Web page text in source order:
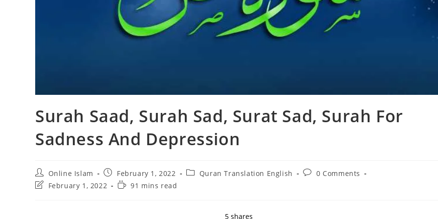
Surah Saad, Surah Sad, Surat Sad, Surah For
Sadness And Depression
Post
author:
Online Islam
Post
published:
February 1, 2022
PostQuran Translation English
Post0 Comments
PostFebruary 1, 2022
Reading
91 mins read
5 shares